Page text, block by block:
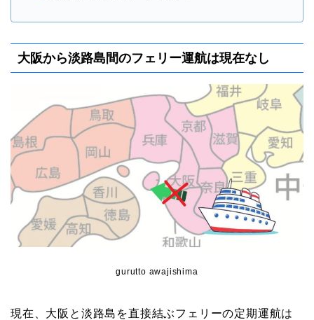
大阪から淡路島間のフェリー運航は現在なし
gurutto awajishima
現在、大阪と淡路島を直接結ぶフェリーの定期運航は